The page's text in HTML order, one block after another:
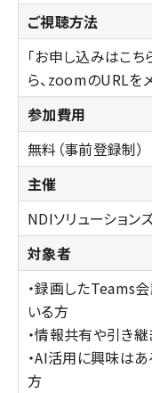
ご視聴方法
「お申し込みはこ
ら、zoomのURLを
参加費用
無料（事前登録制）
主催
NDIソリューション
対象者
・録画したTeams
いる方
・情報共有や引き
・AI活用に興味は
方